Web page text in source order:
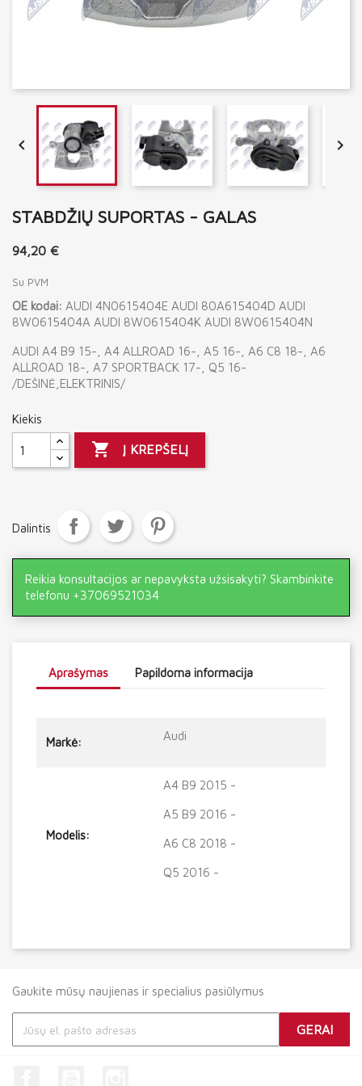
 
STABDŽIŲ SUPORTAS - GALAS
94,20 €
Su PVM
OE kodai: AUDI 4N0615404E AUDI 80A615404D AUDI
8W0615404A AUDI 8W0615404K AUDI 8W0615404N
AUDI A4 B9 15-, A4 ALLROAD 16-, A5 16-, A6 C8 18-, A6
ALLROAD 18-, A7 SPORTBACK 17-, Q5 16-
/DEŠINĖ,ELEKTRINIS/
Kiekis
 Į KREPŠELĮ
Dalintis
Reikia konsultacijos ar nepavyksta užsisakyti? Skambinkite
telefonu +37069521034
Aprašymas Papildoma informacija
Markė: Audi
Modelis:
A4 B9 2015 -
A5 B9 2016 -
A6 C8 2018 -
Q5 2016 -
Gaukite mūsų naujienas ir specialius pasiūlymus